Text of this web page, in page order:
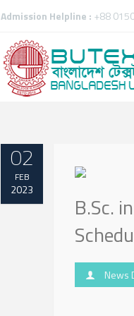
Admission Helpline : +88
02
FEB
2023
B.Sc.
News